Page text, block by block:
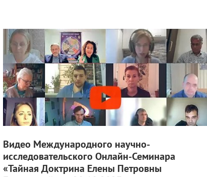
Видео Международного научно-
исследовательского Онлайн-Семинара
«Тайная Доктрина Елены Петровны